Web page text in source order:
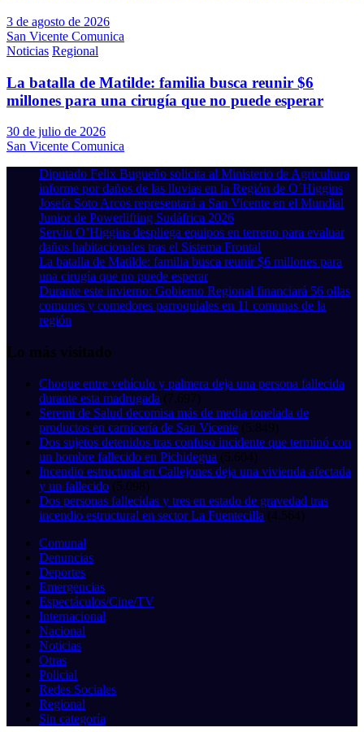
3 de agosto de 2026
San Vicente Comunica
Noticias Regional
La batalla de Matilde: familia busca reunir $6
millones para una cirugía que no puede esperar
30 de julio de 2026
San Vicente Comunica
Diputado Felix Bugueño solicita al Ministerio de Agricultura
informe por daños de las lluvias en la Región de O´Higgins
Josefa Soto Arcos representará a San Vicente en el Mundial
Junior de Powerlifting Sudáfrica 2026
Serviu O’Higgins despliega equipos en terreno para evaluar
daños habitacionales tras el Sistema Frontal
La batalla de Matilde: familia busca reunir $6 millones para
una cirugía que no puede esperar
Durante este invierno: Gobierno Regional financiará 56 ollas
comunes y comedores parroquiales en 11 comunas de la
región
Lo más visitado
Choque entre vehículo y palmera deja una persona fallecida
durante esta madrugada (7.697)
Seremi de Salud decomisa más de media tonelada de
productos en carnicería de San Vicente (5.849)
Dos sujetos detenidos tras confuso incidente que terminó con
un hombre fallecido en Pichidegua (5.604)
Incendio estructural en Callejones deja una vivienda afectada
y un fallecido (5.098)
Dos personas fallecidas y tres en estado de gravedad tras
incendio estructural en sector La Fuentecilla (4.564)
Comunal
Denuncias
Deportes
Emergencias
Espectáculos/Cine/TV
Internacional
Nacional
Noticias
Otras
Policial
Redes Sociales
Regional
Sin categoría